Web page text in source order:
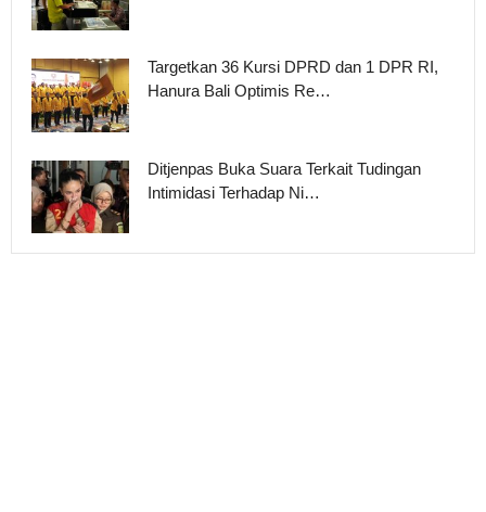
Targetkan 36 Kursi DPRD dan 1 DPR RI,
Hanura Bali Optimis Re…
Ditjenpas Buka Suara Terkait Tudingan
Intimidasi Terhadap Ni…